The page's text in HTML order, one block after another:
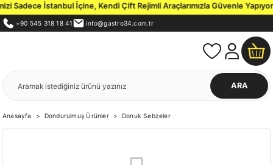
Sadece İstanbul İçine, Kendi Çift Rejimli Araçlarımızla Güvenle
+90 545 318 18 41 info@gastro34.com.tr
ARA
Anasayfa Dondurulmuş Ürünler Donuk Sebzeler